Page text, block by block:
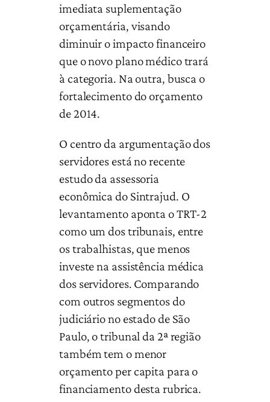
imediata suplementação
orçamentária, visando
diminuir o impacto financeiro
que o novo plano médico trará
à categoria. Na outra, busca o
fortalecimento do orçamento
de 2014.
O centro da argumentação dos
servidores está no recente
estudo da assessoria
econômica do Sintrajud. O
levantamento aponta o TRT-2
como um dos tribunais, entre
os trabalhistas, que menos
investe na assistência médica
dos servidores. Comparando
com outros segmentos do
judiciário no estado de São
Paulo, o tribunal da 2ª região
também tem o menor
orçamento per capita para o
financiamento desta rubrica.